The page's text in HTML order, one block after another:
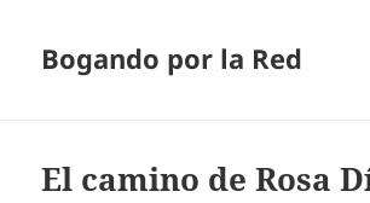
Bogando por la Red
El camino de Rosa